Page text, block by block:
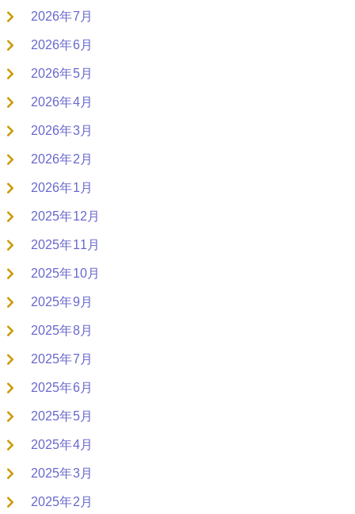
2026年7月
2026年6月
2026年5月
2026年4月
2026年3月
2026年2月
2026年1月
2025年12月
2025年11月
2025年10月
2025年9月
2025年8月
2025年7月
2025年6月
2025年5月
2025年4月
2025年3月
2025年2月